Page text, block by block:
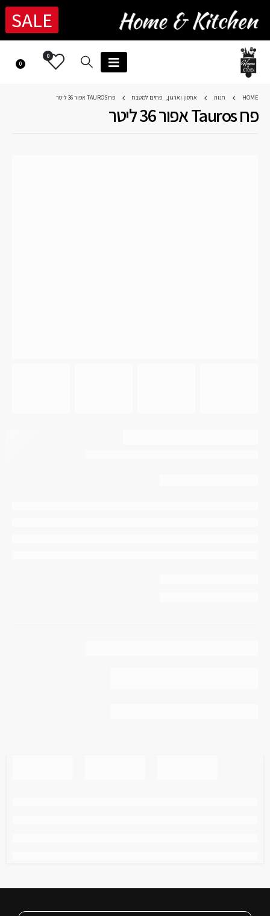
SALE
0
0
HOME חנות אחסון וארגון, פחים למטבח פח TAUROS אפור 36 ליטר
פח Tauros אפור 36 ליטר